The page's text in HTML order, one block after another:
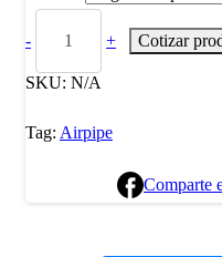
- + Cotizar
SKU: N/A
Tag: Airpipe
Comparte